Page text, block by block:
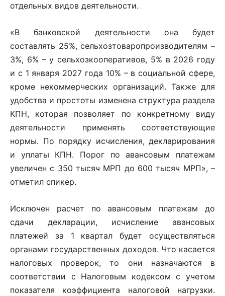
отдельных видов деятельности.
«В банковской деятельности она будет
составлять 25%, сельхозтоваропроизводителям –
3%, 6% – у сельхозкооперативов, 5% в 2026 году
и с 1 января 2027 года 10% – в социальной сфере,
кроме некоммерческих организаций. Также для
удобства и простоты изменена структура раздела
КПН, которая позволяет по конкретному виду
деятельности применять соответствующие
нормы. По порядку исчисления, декларирования
и уплаты КПН. Порог по авансовым платежам
увеличен с 350 тысяч МРП до 600 тысяч МРП», –
отметил спикер.
Исключен расчет по авансовым платежам до
сдачи декларации, исчисление авансовых
платежей за 1 квартал будет осуществляться
органами государственных доходов. Что касается
налоговых проверок, то они назначаются в
соответствии с Налоговым кодексом с учетом
показателя коэффициента налоговой нагрузки.